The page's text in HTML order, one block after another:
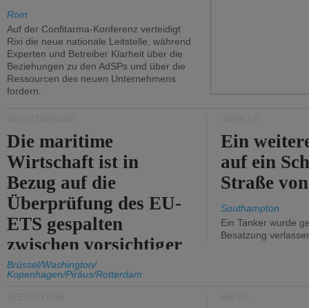
Rom
Auf der Confitarma-Konferenz verteidigt
Rixi die neue nationale Leitstelle, während
Experten und Betreiber Klarheit über die
Beziehungen zu den AdSPs und über die
Ressourcen des neuen Unternehmens
fordern.
Die maritime
Wirtschaft ist in
Bezug auf die
Überprüfung des EU-
ETS gespalten
zwischen vorsichtiger
Unterstützung und
Kritik.
Brüssel/Washington/
Kopenhagen/Piräus/Rotterdam
Ein
auf ein
Straße
Southampton
Ein Tanker wurde
Besatzung